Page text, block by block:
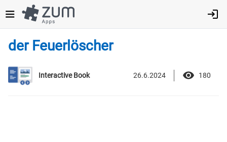
zum
Inhalt
der Feuerlöscher
Interactive Book 26.6.2024 180